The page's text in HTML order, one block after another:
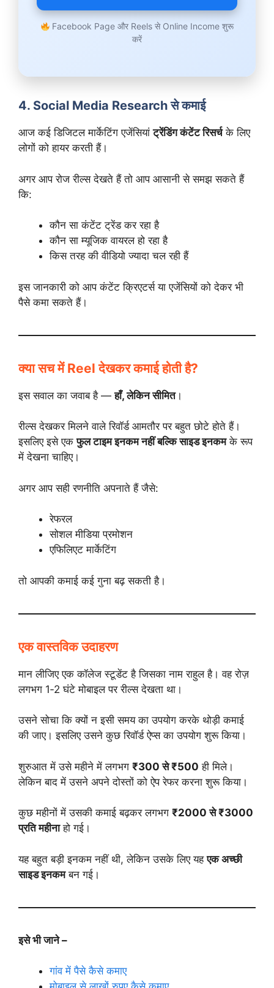
Facebook Page और Reels से Online Income शुरू
करें
4. Social Media Research से कमाई
आज कई डिजिटल मार्केटिंग एजेंसियांट्रेंडिंग कंटेंट रिसर्चके लिए
लोगों को हायर करती हैं।
अगर आप रोज रील्स देखते हैं तो आप आसानी से समझ सकते हैं
कि:
कौन सा कंटेंट ट्रेंड कर रहा है
कौन सा म्यूजिक वायरल हो रहा है
किस तरह की वीडियो ज्यादा चल रही हैं
इस जानकारी को आप कंटेंट क्रिएटर्स या एजेंसियों को देकर भी
पैसे कमा सकते हैं।
क्या सच में Reel देखकर कमाई होती है?
इस सवाल का जवाब है —हाँ, लेकिन सीमित।
रील्स देखकर मिलने वाले रिवॉर्ड आमतौर पर बहुत छोटे होते हैं।
इसलिए इसे एकफुल टाइम इनकम नहीं बल्कि साइड इनकमके रूप
में देखना चाहिए।
अगर आप सही रणनीति अपनाते हैं जैसे:
रेफरल
सोशल मीडिया प्रमोशन
एफिलिएट मार्केटिंग
तो आपकी कमाई कई गुना बढ़ सकती है।
एक वास्तविक उदाहरण
मान लीजिए एक कॉलेज स्टूडेंट है जिसका नाम राहुल है। वह रोज़
लगभग 1‑2 घंटे मोबाइल पर रील्स देखता था।
उसने सोचा कि क्यों न इसी समय का उपयोग करके थोड़ी कमाई
की जाए। इसलिए उसने कुछ रिवॉर्ड ऐप्स का उपयोग शुरू किया।
शुरुआत में उसे महीने में लगभग ₹300 से ₹500 ही मिले।
लेकिन बाद में उसने अपने दोस्तों को ऐप रेफर करना शुरू किया।
कुछ महीनों में उसकी कमाई बढ़कर लगभग ₹2000 से ₹3000
प्रति महीनाहो गई।
यह बहुत बड़ी इनकम नहीं थी, लेकिन उसके लिए यहएक अच्छी
साइड इनकमबन गई।
इसे भी जाने –
गांव में पैसे कैसे कमाए